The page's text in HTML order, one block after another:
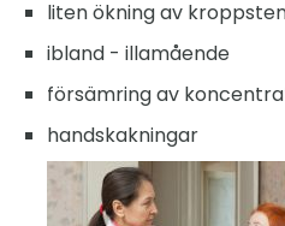
liten ökning av
ibland - illamående
försämring av
handskakningar